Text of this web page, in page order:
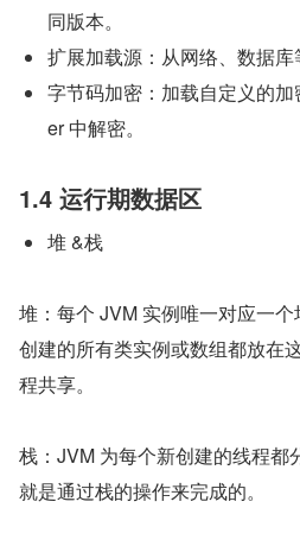
同版本。
扩展加载源：从网络、数据库
字节码加密：加载自定义的
er 中解密。
1.4 运行期数据区
堆 &栈
堆：每个 JVM 实例唯一对应一
创建的所有类实例或数组都放在
程共享。
栈：JVM 为每个新创建的线程都
就是通过栈的操作来完成的。